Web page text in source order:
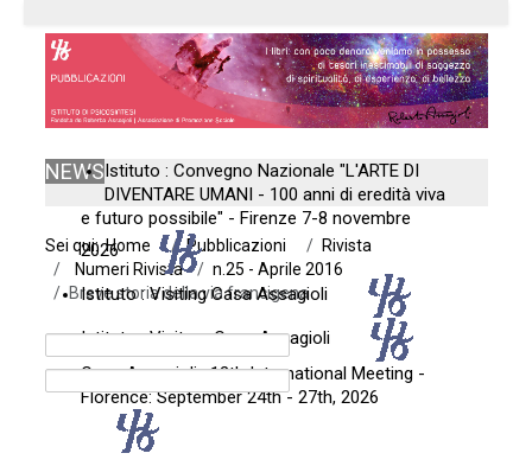
NEWSIstituto : Convegno Nazionale "L'ARTE DI
DIVENTARE UMANI - 100 anni di eredità viva
e futuro possibile" - Firenze 7-8 novembre
2026
Istituto : Visiting Casa Assagioli
Istituto : Visitare Casa Assagioli
Casa Assagioli : 12th International Meeting -
Florence: September 24th - 27th, 2026
Sei qui:Home Pubblicazioni
Rivista
Numeri Rivista
n.25 - Aprile 2016
Breve storia della via francigena